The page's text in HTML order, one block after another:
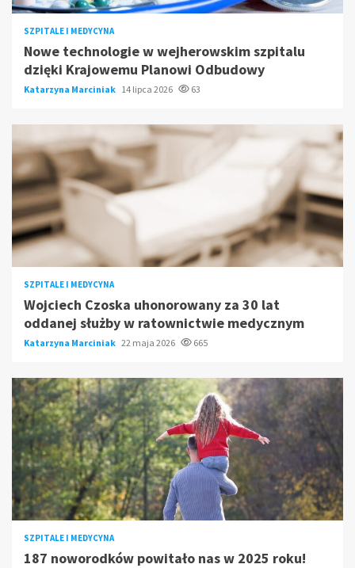
SZPITALE I MEDYCYNA
Nowe technologie w wejherowskim szpitalu
dzięki Krajowemu Planowi Odbudowy
Katarzyna Marciniak 14 lipca 2026 63
SZPITALE I MEDYCYNA
Wojciech Czoska uhonorowany za 30 lat
oddanej służby w ratownictwie medycznym
Katarzyna Marciniak 22 maja 2026 665
SZPITALE I MEDYCYNA
187 noworodków powitało nas w 2025 roku!